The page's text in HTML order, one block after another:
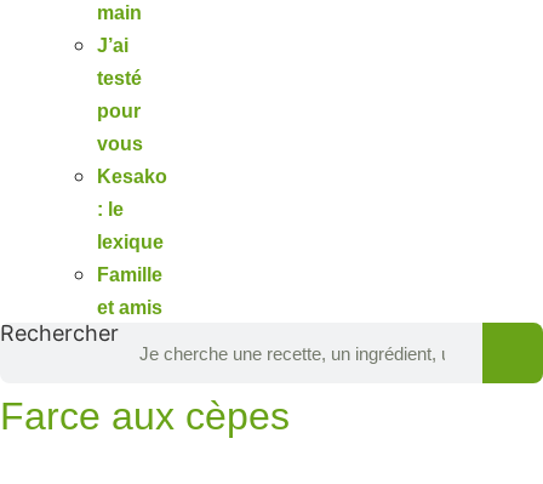
main
J’ai
testé
pour
vous
Kesako
: le
lexique
Famille
et amis
Rechercher
Farce aux cèpes